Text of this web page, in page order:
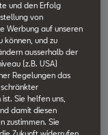
und den Erfolg
von
Werbung auf unseren
können, und zu
ausserhalb der
(z.B. USA)
Regelungen das
Sie helfen uns,
damit diesen
zustimmen. Sie